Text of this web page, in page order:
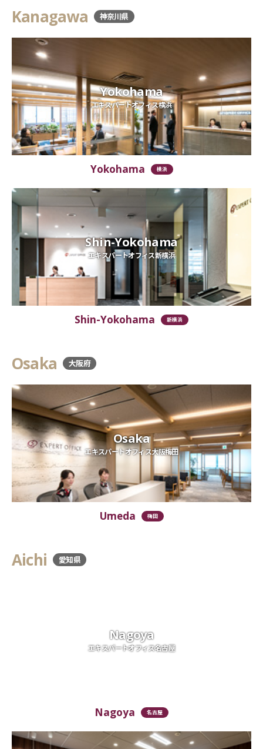
Kanagawa 神奈川県
Yokohama
エキスパートオフィス横浜
Yokohama 横浜
Shin-Yokohama
エキスパートオフィス新横浜
Shin-Yokohama 新横浜
Osaka 大阪府
Osaka
エキスパートオフィス大阪梅田
Umeda 梅田
Aichi 愛知県
Nagoya
エキスパートオフィス名古屋
Nagoya 名古屋